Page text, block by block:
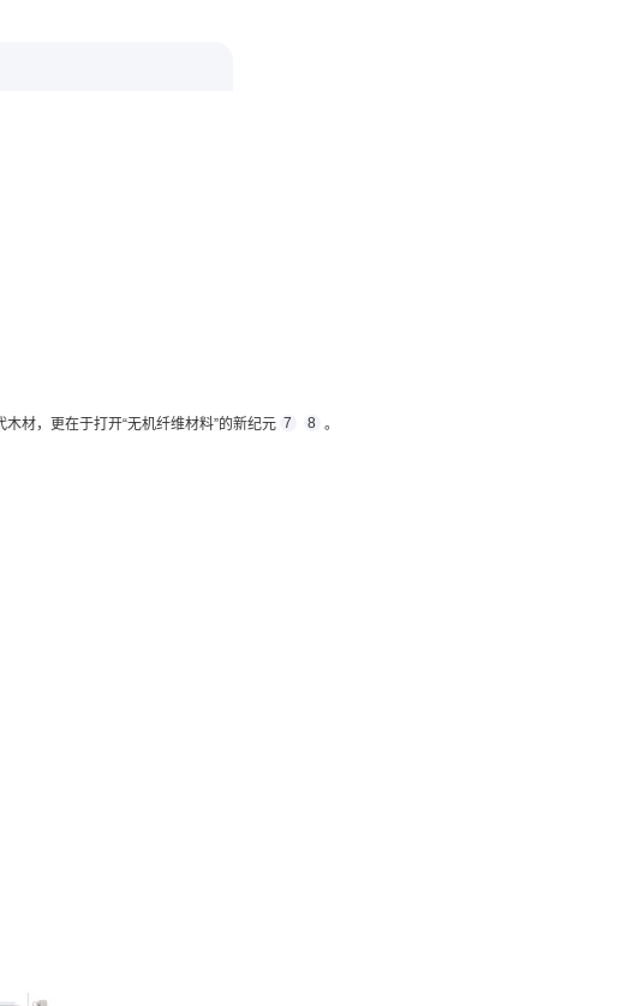
材，更在于打开“无机纤维材料”的新纪元 7 8 。